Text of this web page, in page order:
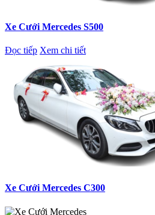
Xe Cưới Mercedes S500
Đọc tiếp Xem chi tiết
Xe Cưới Mercedes C300